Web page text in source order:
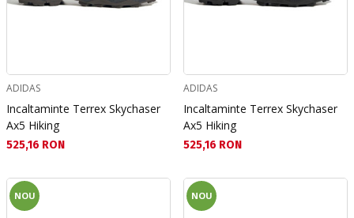
ADIDAS
Incaltaminte Terrex Skychaser
Ax5 Hiking
Текуща цена:
525,16 RON
ADIDAS
Incaltaminte Terrex Skychaser
Ax5 Hiking
Текуща цена:
525,16 RON
NOU NOU